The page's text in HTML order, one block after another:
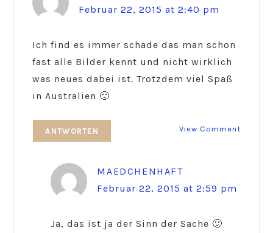
Februar 22, 2015 at 2:40 pm
Ich find es immer schade das man schon
fast alle Bilder kennt und nicht wirklich
was neues dabei ist. Trotzdem viel Spaß
in Australien 🙂
View Comment
ANTWORTEN
MAEDCHENHAFT
Februar 22, 2015 at 2:59 pm
Ja, das ist ja der Sinn der Sache 🙂